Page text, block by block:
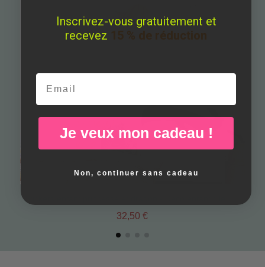
32,50 €
Inscrivez-vous gratuitement et
recevez
15 % de réduction
Email
Je veux mon cadeau !
Non, continuer sans cadeau